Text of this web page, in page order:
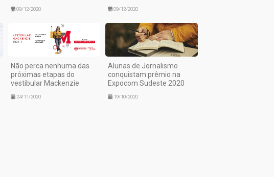
09/12/2020 09/12/2020
Não perca nenhuma das
próximas etapas do
vestibular Mackenzie
24/11/2020
Alunas de Jornalismo
conquistam prêmio na
Expocom Sudeste 2020
19/10/2020